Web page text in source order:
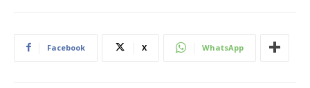
Facebook X WhatsApp